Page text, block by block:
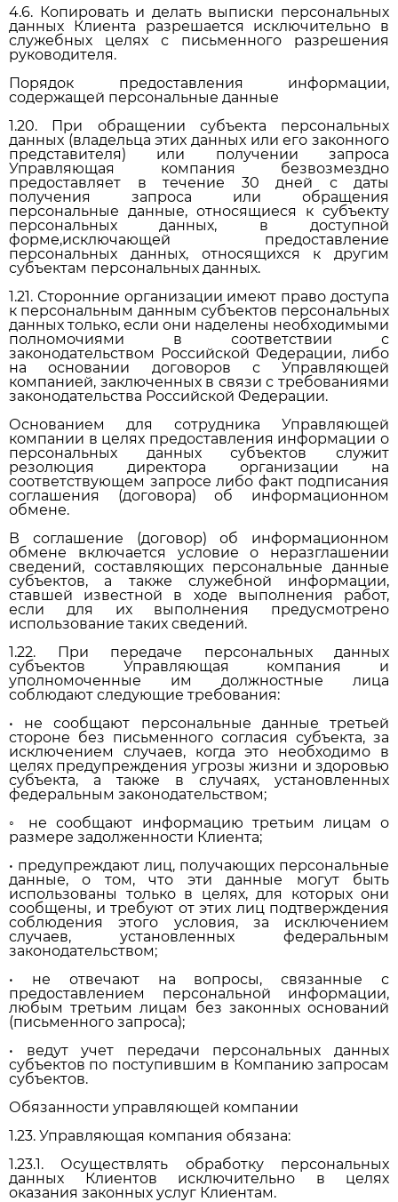
4.6. Копировать и делать выписки персональных
данных Клиента разрешается исключительно в
служебных целях с письменного разрешения
руководителя.
Порядок предоставления информации,
содержащей персональные данные
1.20. При обращении субъекта персональных
данных (владельца этих данных или его законного
представителя) или получении запроса
Управляющая компания безвозмездно
предоставляет в течение 30 дней с даты
получения запроса или обращения
персональные данные, относящиеся к субъекту
персональных данных, в доступной
форме,исключающей предоставление
персональных данных, относящихся к другим
субъектам персональных данных.
1.21. Сторонние организации имеют право доступа
к персональным данным субъектов персональных
данных только, если они наделены необходимыми
полномочиями в соответствии с
законодательством Российской Федерации, либо
на основании договоров с Управляющей
компанией, заключенных в связи с требованиями
законодательства Российской Федерации.
Основанием для сотрудника Управляющей
компании в целях предоставления информации о
персональных данных субъектов служит
резолюция директора организации на
соответствующем запросе либо факт подписания
соглашения (договора) об информационном
обмене.
В соглашение (договор) об информационном
обмене включается условие о неразглашении
сведений, составляющих персональные данные
субъектов, а также служебной информации,
ставшей известной в ходе выполнения работ,
если для их выполнения предусмотрено
использование таких сведений.
1.22. При передаче персональных данных
субъектов Управляющая компания и
уполномоченные им должностные лица
соблюдают следующие требования:
• не сообщают персональные данные третьей
стороне без письменного согласия субъекта, за
исключением случаев, когда это необходимо в
целях предупреждения угрозы жизни и здоровью
субъекта, а также в случаях, установленных
федеральным законодательством;
◦ не сообщают информацию третьим лицам о
размере задолженности Клиента;
• предупреждают лиц, получающих персональные
данные, о том, что эти данные могут быть
использованы только в целях, для которых они
сообщены, и требуют от этих лиц подтверждения
соблюдения этого условия, за исключением
случаев, установленных федеральным
законодательством;
• не отвечают на вопросы, связанные с
предоставлением персональной информации,
любым третьим лицам без законных оснований
(письменного запроса);
• ведут учет передачи персональных данных
субъектов по поступившим в Компанию запросам
субъектов.
Обязанности управляющей компании
1.23. Управляющая компания обязана:
1.23.1. Осуществлять обработку персональных
данных Клиентов исключительно в целях
оказания законных услуг Клиентам.